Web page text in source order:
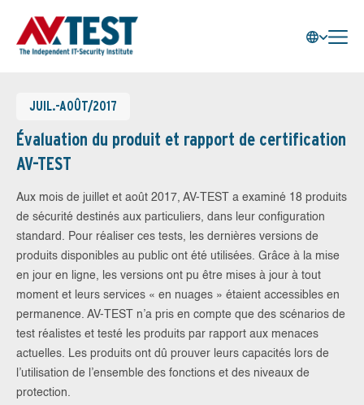
JUIL.-AOÛT/2017
Évaluation du produit et rapport de certification
AV-TEST
Aux mois de juillet et août 2017, AV-TEST a examiné 18 produits
de sécurité destinés aux particuliers, dans leur configuration
standard. Pour réaliser ces tests, les dernières versions de
produits disponibles au public ont été utilisées. Grâce à la mise
en jour en ligne, les versions ont pu être mises à jour à tout
moment et leurs services « en nuages » étaient accessibles en
permanence. AV-TEST n’a pris en compte que des scénarios de
test réalistes et testé les produits par rapport aux menaces
actuelles. Les produits ont dû prouver leurs capacités lors de
l’utilisation de l’ensemble des fonctions et des niveaux de
protection.